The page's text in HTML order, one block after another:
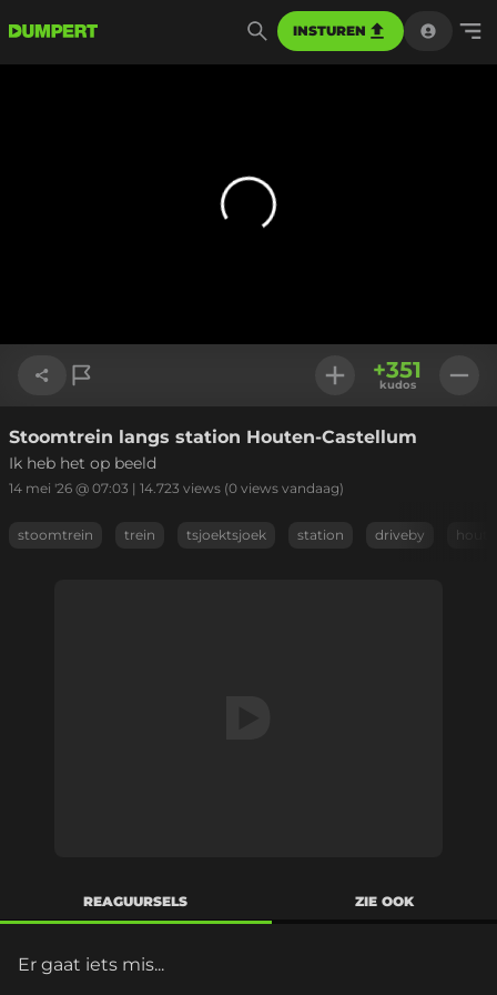
INSTUREN
Link kopiëren
+351
kudos
Stoomtrein langs station Houten-Castellum
Ik heb het op beeld
14 mei '26 @ 07:03 | 14.723 views (0 views vandaag)
stoomtrein trein tsjoektsjoek station driveby
REAGUURSELS ZIE OOK
Er gaat iets mis...